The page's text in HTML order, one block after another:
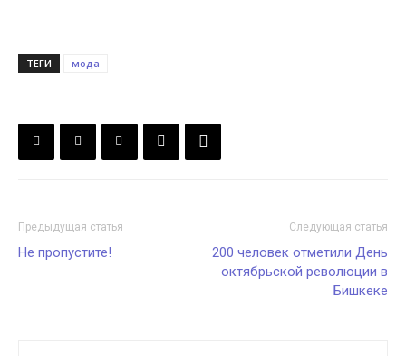
ТЕГИ мода
Предыдущая статья
Не пропустите!
Следующая статья
200 человек отметили День
октябрьской революции в
Бишкеке